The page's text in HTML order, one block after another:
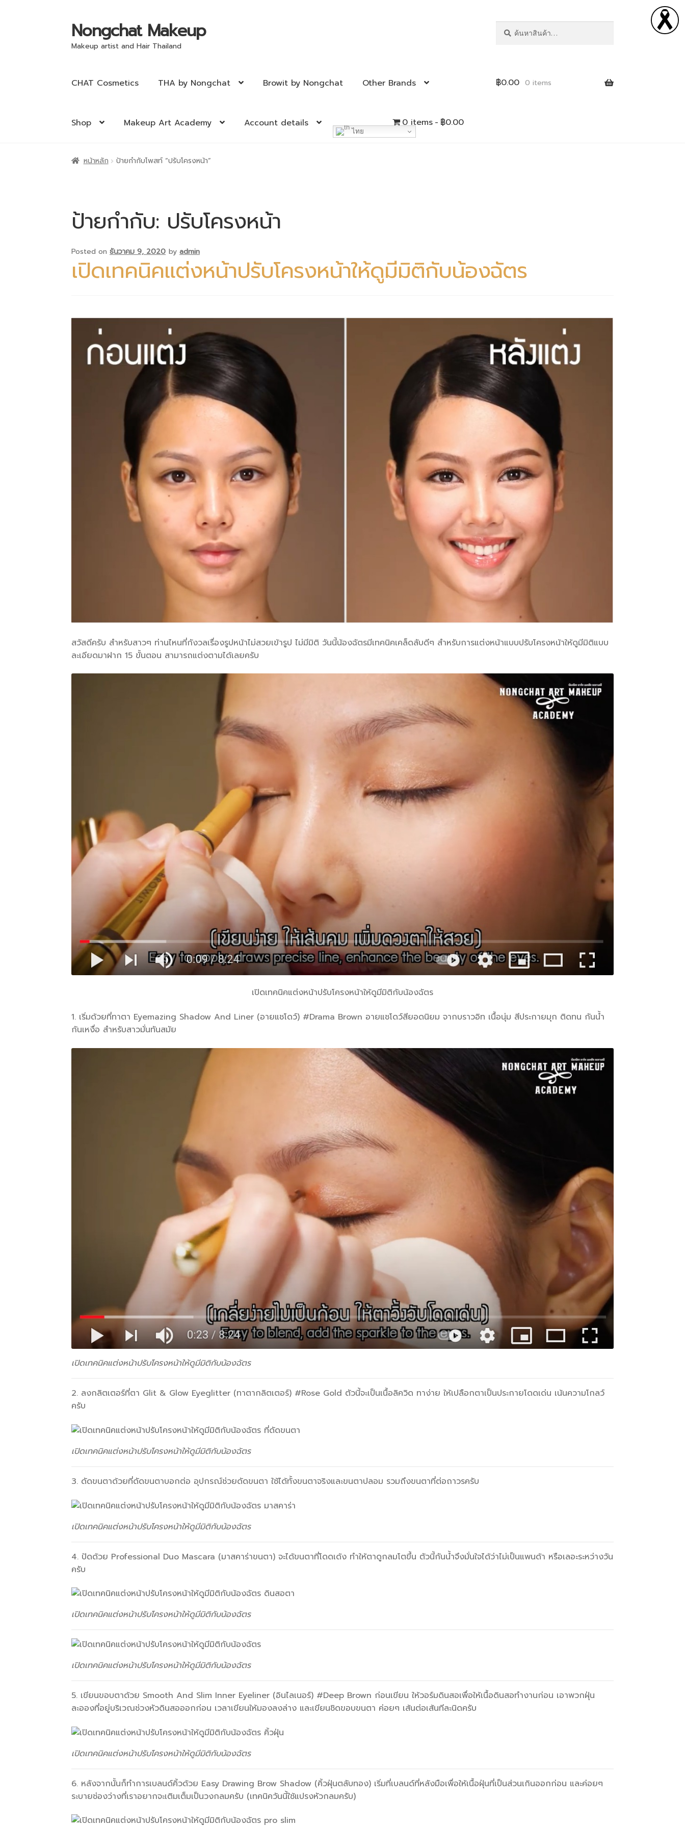
Nongchat Makeup
Makeup artist and Hair Thailand
CHAT Cosmetics THA by Nongchat Browit by Nongchat Other Brands
Shop Makeup Art Academy Account details
ไทย
0 items ฿0.00
฿0.00 0 items
หน้าหลัก ป้ายกำกับโพสท์ “ปรับโครงหน้า”
ป้ายกำกับ: ปรับโครงหน้า
Posted onธันวาคม 9, 2020 byadmin
เปิดเทคนิคแต่งหน้าปรับโครงหน้าให้ดูมีมิติกับน้องฉัตร
สวัสดีครับ สำหรับสาวๆ ท่านไหนที่กังวลเรื่องรูปหน้าไม่สวยเข้ารูป ไม่มีมิติ วันนี้น้องฉัตรมีเทคนิคเคล็ดลับดีๆ สำหรับการแต่งหน้าแบบปรับโครงหน้าให้ดูมีมิติแบบ
ละเอียดมาฝาก 15 ขั้นตอน สามารถแต่งตามได้เลยครับ
เปิดเทคนิคแต่งหน้าปรับโครงหน้าให้ดูมีมิติกับน้องฉัตร
1. เริ่มด้วยที่ทาตา Eyemazing Shadow And Liner (อายแชโดว์) #Drama Brown อายแชโดว์สียอดนิยม จากบราวอิท เนื้อนุ่ม สีประกายมุก ติดทน กันน้ำ
กันเหงื่อ สำหรับสาวมั่นทันสมัย
เปิดเทคนิคแต่งหน้าปรับโครงหน้าให้ดูมีมิติกับน้องฉัตร
2. ลงกลิตเตอร์ที่ตา Glit & Glow Eyeglitter (ทาตากลิตเตอร์) #Rose Gold ตัวนี้จะเป็นเนื้อลิควิด ทาง่าย ให้เปลือกตาเป็นประกายโดดเด่น เน้นความโกลว์
ครับ
เปิดเทคนิคแต่งหน้าปรับโครงหน้าให้ดูมีมิติกับน้องฉัตร
3. ดัดขนตาด้วยที่ดัดขนตาบอกต่อ อุปกรณ์ช่วยดัดขนตา ใช้ได้ทั้งขนตาจริงและขนตาปลอม รวมถึงขนตาที่ต่อถาวรครับ
เปิดเทคนิคแต่งหน้าปรับโครงหน้าให้ดูมีมิติกับน้องฉัตร
4. ปัดด้วย Professional Duo Mascara (มาสคาร่าขนตา) จะได้ขนตาที่โดดเด้ง ทำให้ตาดูกลมโตขึ้น ตัวนี้กันน้ำจึงมั่นใจได้ว่าไม่เป็นแพนด้า หรือเลอะระหว่างวัน
ครับ
เปิดเทคนิคแต่งหน้าปรับโครงหน้าให้ดูมีมิติกับน้องฉัตร
เปิดเทคนิคแต่งหน้าปรับโครงหน้าให้ดูมีมิติกับน้องฉัตร
5. เขียนขอบตาด้วย Smooth And Slim Inner Eyeliner (อินไลเนอร์) #Deep Brown ก่อนเขียน ให้วอร์มดินสอเพื่อให้เนื้อดินสอทำงานก่อน เอาพวกฝุ่น
ละอองที่อยู่บริเวณช่วงหัวดินสอออกก่อน เวลาเขียนให้มองลงล่าง และเขียนชิดขอบขนตา ค่อยๆ เส้นต่อเส้นทีละนิดครับ
เปิดเทคนิคแต่งหน้าปรับโครงหน้าให้ดูมีมิติกับน้องฉัตร
6. หลังจากนั้นก็ทำการเบลนด์คิ้วด้วย Easy Drawing Brow Shadow (คิ้วฝุ่นตลับทอง) เริ่มที่เบลนด์ที่หลังมือเพื่อให้เนื้อฝุ่นที่เป็นส่วนเกินออกก่อน และค่อยๆ
ระบายช่องว่างที่เราอยากจะเติมเต็มเป็นวงกลมครับ (เทคนิควันนี้ใช้แปรงหัวกลมครับ)